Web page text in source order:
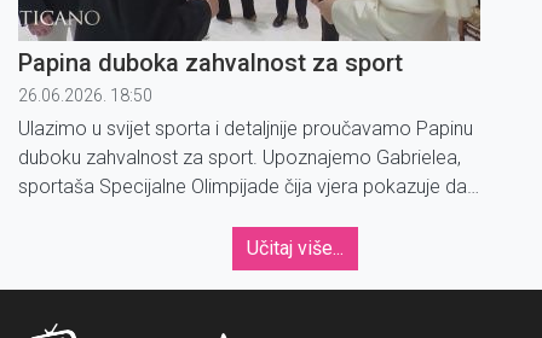
Papina duboka zahvalnost za sport
26.06.2026. 18:50
Ulazimo u svijet sporta i detaljnije proučavamo Papinu
duboku zahvalnost za sport. Upoznajemo Gabrielea,
sportaša Specijalne Olimpijade čija vjera pokazuje da
Učitaj više...